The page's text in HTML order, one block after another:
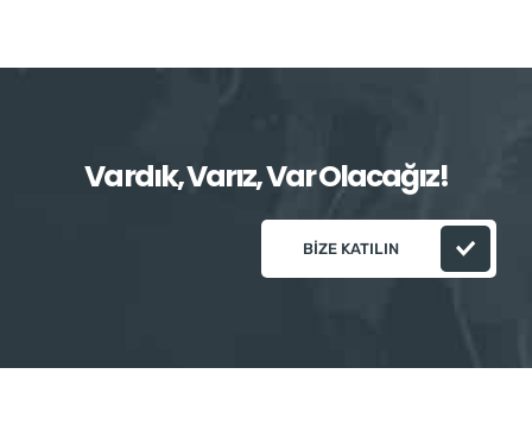
Vardık, Varız, Var Olacağız!
BIZE KATILIN